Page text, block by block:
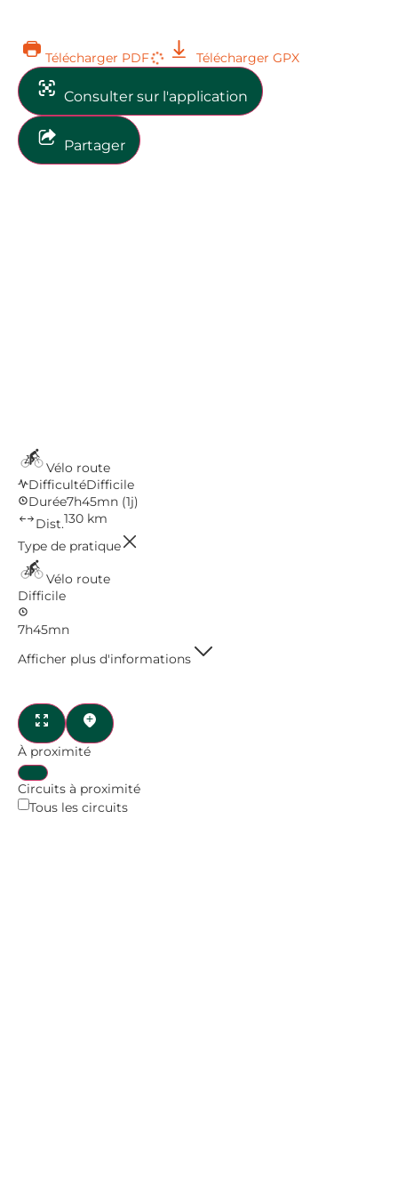
Télécharger PDF Télécharger GPX
Consulter sur l'application
Partager
Vélo route
DifficultéDifficile
Durée7h45mn (1j)
Dist.130 km
Type de pratique
Vélo route
Difficile
7h45mn
Afficher plus d'informations
À proximité
Circuits à proximité
Tous les circuits